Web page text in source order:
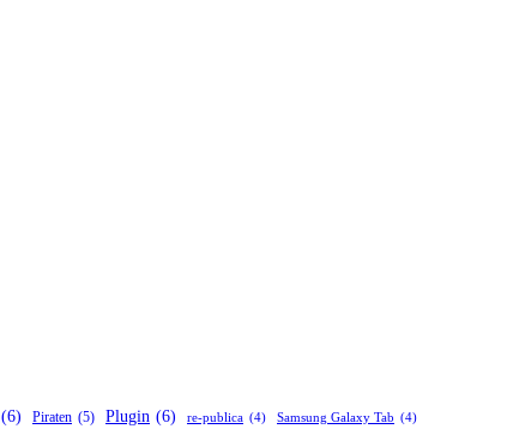
(6) Piraten (5) Plugin (6) re-publica (4) Samsung Galaxy Tab (4)